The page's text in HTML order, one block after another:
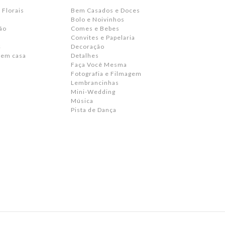
Florais
casa
Bem Casados e Doces
Bolo e Noivinhos
Comes e Bebes
Convites e Papelaria
Decoração
Detalhes
Faça Você Mesma
Fotografia e Filmagem
Lembrancinhas
Mini-Wedding
Música
Pista de Dança